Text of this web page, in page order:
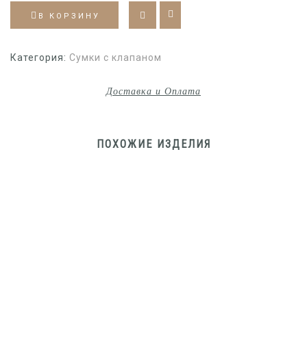
В КОРЗИНУ
Категория: Сумки с клапаном
Доставка и Оплата
ПОХОЖИЕ ИЗДЕЛИЯ